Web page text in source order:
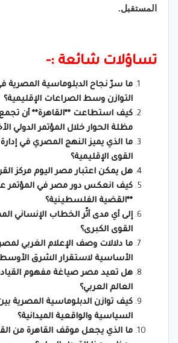
المستقبل.
تساؤلات شائعة :-
ما سرّ نجاح الدبلوماسية المصرية
التوازن وسط الصراعات الإقليمية؟
كيف استطاعت **القاهرة** أن
مظلة الحوار خلال المؤتمر الدولي
ما الذي يميز النهج المصري في
القوى الإقليمية؟
هل يمكن اعتبار مصر اليوم مركز
كيف انعكس دور مصر في المؤتمر
**القضية الفلسطينية؟
إلى أي مدى أثّر الخطاب الإنساني
القوى الكبرى؟
ما دلالات وصف الإعلام الغربي لمصر
الأساسية لاستقرار الشرق
هل تعيد مصر صياغة مفهوم
العالم العربي؟
كيف توازن الدبلوماسية المصرية
السياسية والواقعية الميدانية؟
ما الذي يجعل موقف القاهرة من